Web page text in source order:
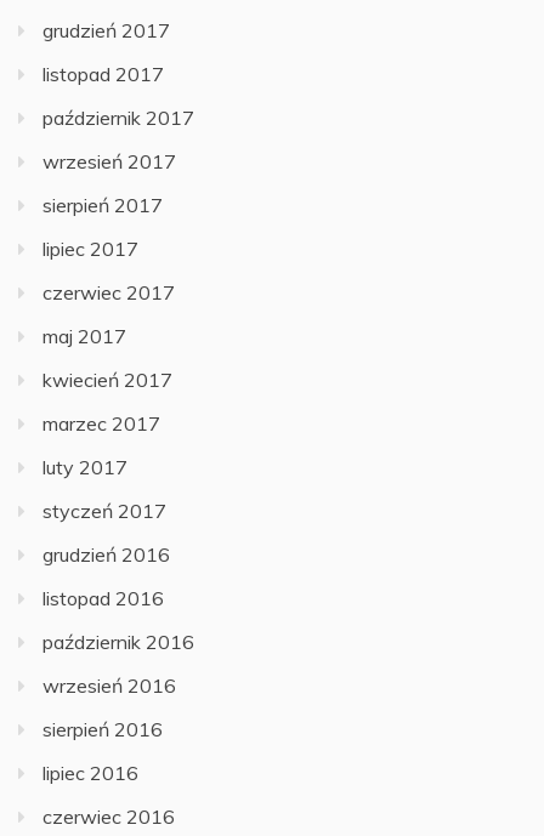
grudzień 2017
listopad 2017
październik 2017
wrzesień 2017
sierpień 2017
lipiec 2017
czerwiec 2017
maj 2017
kwiecień 2017
marzec 2017
luty 2017
styczeń 2017
grudzień 2016
listopad 2016
październik 2016
wrzesień 2016
sierpień 2016
lipiec 2016
czerwiec 2016